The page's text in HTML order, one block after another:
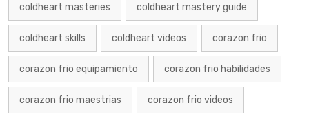
coldheart masteries coldheart mastery guide
coldheart skills coldheart videos corazon frio
corazon frio equipamiento corazon frio habilidades
corazon frio maestrias corazon frio videos